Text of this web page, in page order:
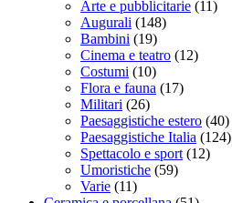
Arte e pubblicitarie (11)
Augurali (148)
Bambini (19)
Cinema e teatro (12)
Costumi (10)
Flora e fauna (17)
Militari (26)
Paesaggistiche estero (40)
Paesaggistiche Italia (124)
Spettacolo e sport (12)
Umoristiche (59)
Varie (11)